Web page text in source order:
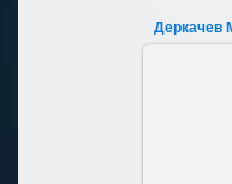
Деркачев